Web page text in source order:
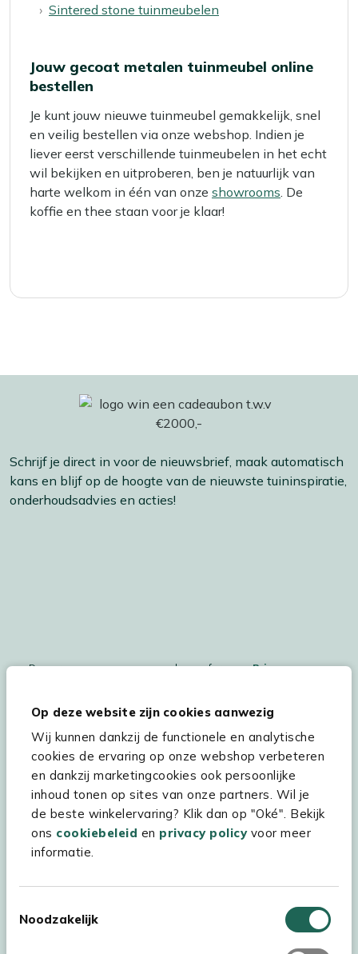
Op deze website zijn cookies aanwezig
Wij kunnen dankzij de functionele en analytische
cookies de ervaring op onze webshop verbeteren
en dankzij marketingcookies ook persoonlijke
inhoud tonen op sites van onze partners. Wil je
de beste winkelervaring? Klik dan op "Oké". Bekijk
ons cookiebeleid en privacy policyvoor meer
informatie.
Noodzakelijk
Sintered stone tuinmeubelen
Jouw gecoat metalen tuinmeubel online
bestellen
Je kunt jouw nieuwe tuinmeubel gemakkelijk, snel
en veilig bestellen via onze webshop. Indien je
liever eerst verschillende tuinmeubelen in het echt
wil bekijken en uitproberen, ben je natuurlijk van
harte welkom in één van onze showrooms. De
koffie en thee staan voor je klaar!
Schrijf je direct in voor de nieuwsbrief, maak automatisch
kans en blijf op de hoogte van de nieuwste tuininspiratie,
onderhoudsadvies en acties!
De persoonsgegegevens worden conform onsPrivacy
Hulp & service
Assortiment
Kees Smit Tuinmeubelen
Experience Stores XXL